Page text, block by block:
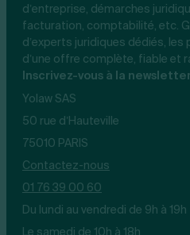
d’entreprise, démarches
facturation, comptabilité, etc.
d’experts juridiques dédiés,
d’une offre complète, fiable et
Inscrivez-vous à la
Yolaw SAS
50 rue d’Hauteville
75010 PARIS
Contactez-nous
01 76 39 00 60
Du lundi au vendredi de 9h à 19h
Le samedi de 10h à 18h